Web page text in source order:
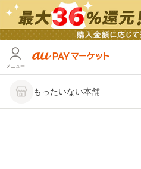
メニュー
もったいない本舗